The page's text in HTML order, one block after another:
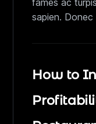
fames ac
sapien.
How to